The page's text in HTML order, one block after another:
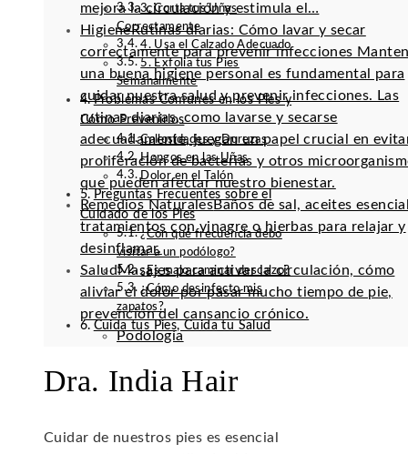
mejora la circulación y estimula el…
HigieneRutinas diarias: Cómo lavar y secar
correctamente para prevenir infecciones
una buena higiene personal es fundamental para
cuidar nuestra salud y prevenir infecciones. Las
rutinas diarias, como lavarse y secarse
adecuadamente, juegan un papel crucial en
proliferación de bacterias y otros
que pueden afectar nuestro bienestar.
Remedios NaturalesBaños de sal, aceites
tratamientos con vinagre o hierbas para relajar y
desinflamar.
SaludMasajes para activar la circulación, cómo
aliviar el dolor por pasar mucho tiempo de pie,
prevención del cansancio crónico.
Podología
3. Corta tus Uñas
Correctamente
4. Usa el Calzado Adecuado
5. Exfolia tus Pies
Semanalmente
Problemas Comunes en los Pies y
Cómo Prevenirlos
Callosidades y Durezas
Hongos en las Uñas
Dolor en el Talón
Preguntas Frecuentes sobre el
Cuidado de los Pies
¿Con qué frecuencia debo
visitar a un podólogo?
¿Es malo caminar descalzo?
¿Cómo desinfecto mis
zapatos?
Cuida tus Pies, Cuida tu Salud
Dra. India Hair
Cuidar de nuestros pies es esencial